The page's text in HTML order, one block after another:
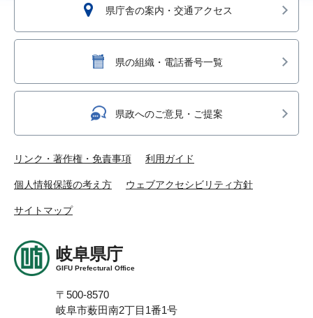
県庁舎の案内・交通アクセス
県の組織・電話番号一覧
県政へのご意見・ご提案
リンク・著作権・免責事項 利用ガイド
個人情報保護の考え方 ウェブアクセシビリティ方針
サイトマップ
岐阜県庁
GIFU Prefectural Office
〒500-8570
岐阜市薮田南2丁目1番1号